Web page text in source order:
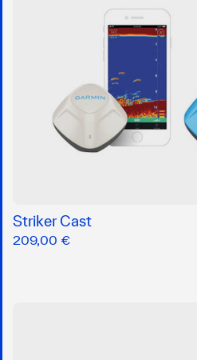
Striker Cast
209,00 €